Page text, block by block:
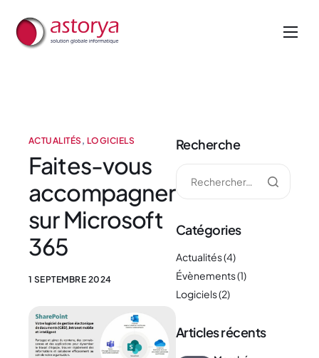
Actualités
ACTUALITÉS , LOGICIELS
Faites-vous
accompagner
sur Microsoft
365
1 SEPTEMBRE 2024
Recherche
Catégories
Actualités(4)
Évènements(1)
Logiciels(2)
Articles récents